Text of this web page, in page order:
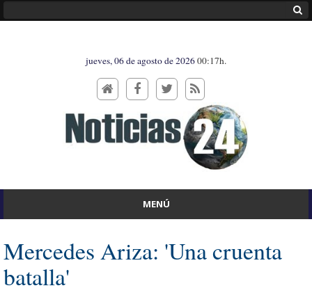
jueves, 06 de agosto de 202600:17h.
MENÚ
Mercedes Ariza: 'Una cruenta
batalla'